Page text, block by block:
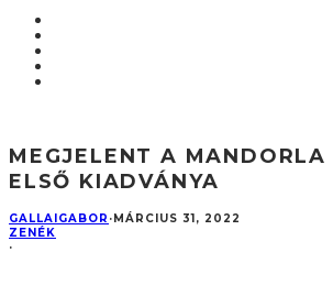
MEGJELENT A MANDORLA
ELSŐ KIADVÁNYA
GALLAIGABOR · MÁRCIUS 31, 2022
ZENÉK
·